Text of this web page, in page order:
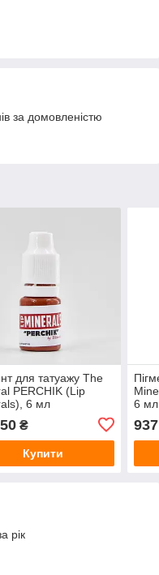
за домовленістю
для татуажу The
PERCHIK (Lip
6 мл
₴
Купити
6 мл
рік